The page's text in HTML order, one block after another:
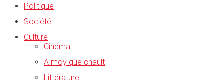
Politique
Société
Culture
Cinéma
A moy que chault
Littérature